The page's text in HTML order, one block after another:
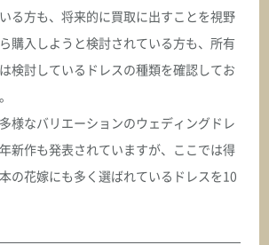
る方も、将来的に買取に出すことを視野
購入しようと検討されている方も、所有
検討しているドレスの種類を確認してお
様なバリエーションのウェディングドレ
新作も発表されていますが、ここでは得
の花嫁にも多く選ばれているドレスを10